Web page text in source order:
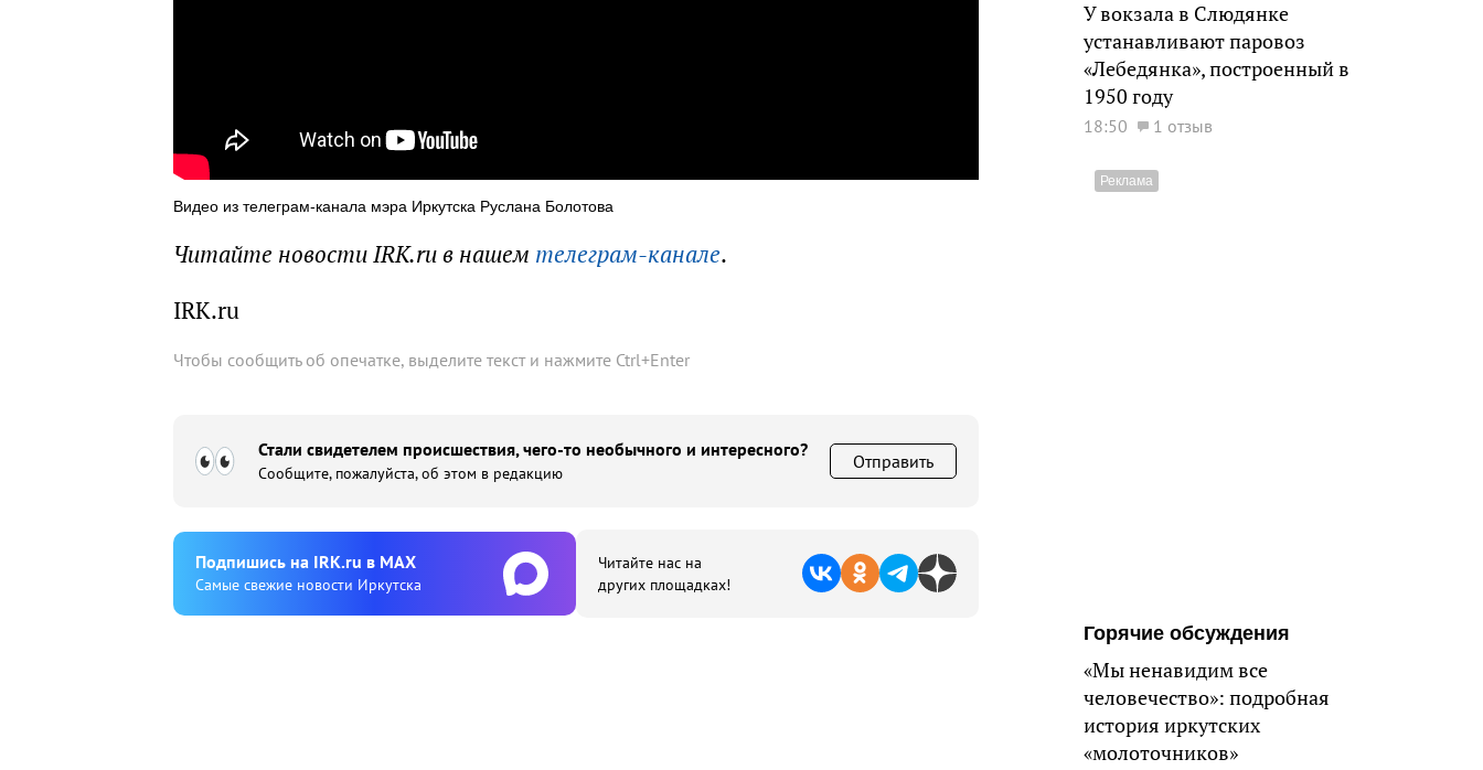
Видео из телеграм-канала мэра Иркутска Руслана Болотова
Читайте новости IRK.ru в нашем телеграм-канале.
IRK.ru
Чтобы сообщить об опечатке, выделите текст и нажмите Ctrl+Enter
Стали свидетелем происшествия, чего-то необычного и интересного?
Сообщите, пожалуйста, об этом в редакцию
Отправить
Подпишиcь на IRK.ru в MAX
Cамые свежие новости Иркутска
Читайте нас на
других площадках!
У вокзала в Слюдянке
устанавливают паровоз
«Лебедянка», построенный в
1950 году
18:50 1 отзыв
Горячие обсуждения
«Мы ненавидим все
человечество»: подробная
история иркутских
«молоточников»